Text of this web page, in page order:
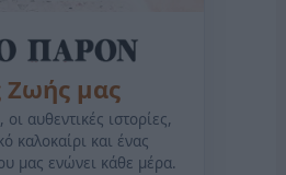
Ζωής μας
αυθεντικές ιστορίες,
καλοκαίρι και ένας
μας ενώνει κάθε μέρα.